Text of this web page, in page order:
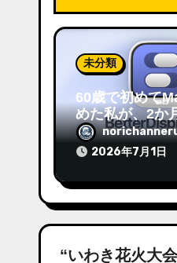
未分類
60歳で初めて
めた私が、2か
は面倒くせえ
と。2026年7月1日
“いわき花火大